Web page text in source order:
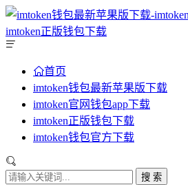
首页
imtoken钱包最新苹果版下载
imtoken官网钱包app下载
imtoken正版钱包下载
imtoken钱包官方下载
搜 索